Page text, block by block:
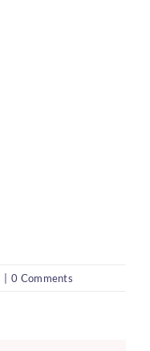
0 Comments